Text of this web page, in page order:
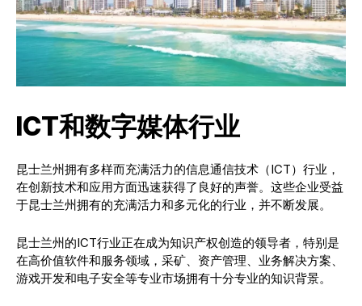
ICT和数字媒体行业
昆士兰州拥有多样而充满活力的信息通信技术（ICT）行业，
在创新技术和应用方面迅速获得了良好的声誉。这些企业受益
于昆士兰州拥有的充满活力和多元化的行业，并不断发展。
昆士兰州的ICT行业正在成为知识产权创造的领导者，特别是
在高价值软件和服务领域，采矿、资产管理、业务解决方案、
游戏开发和电子安全等专业市场拥有十分专业的知识背景。